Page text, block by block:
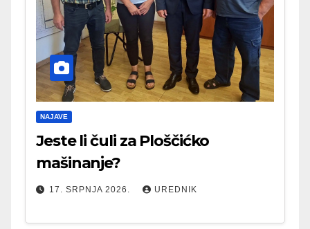
NAJAVE
Jeste li čuli za Ploščićko
mašinanje?
17. SRPNJA 2026. UREDNIK